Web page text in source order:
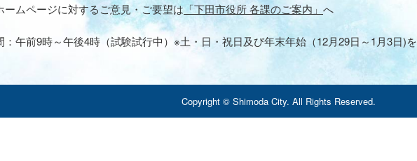
ームページに対するご意見・ご要望は「下田市役所 各課のご案内」 へ
：午前9時～午後4時（試験試行中）※土・日・祝日及び年末年始（12月29日～1月3日)を
Copyright © Shimoda City. All Rights Reserved.